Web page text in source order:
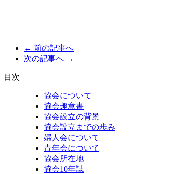
← 前の記事へ
次の記事へ →
目次
協会について
協会趣意書
協会設立の背景
協会設立までの歩み
婦人会について
青年会について
協会所在地
協会10年誌